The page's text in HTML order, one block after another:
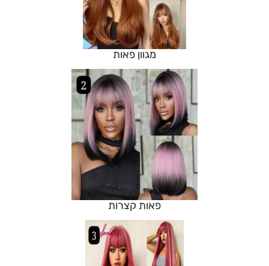
מגוון פאות
פאות קצרות